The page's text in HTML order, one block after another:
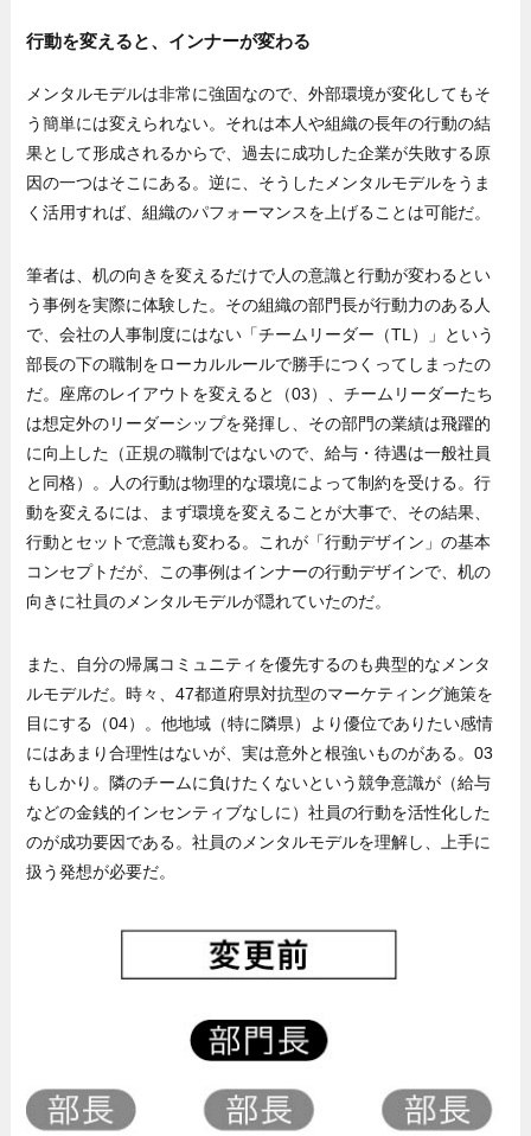
行動を変えると、インナーが変わる
メンタルモデルは非常に強固なので、外部環境が変化してもそ
う簡単には変えられない。それは本人や組織の長年の行動の結
果として形成されるからで、過去に成功した企業が失敗する原
因の一つはそこにある。逆に、そうしたメンタルモデルをうま
く活用すれば、組織のパフォーマンスを上げることは可能だ。
筆者は、机の向きを変えるだけで人の意識と行動が変わるとい
う事例を実際に体験した。その組織の部門長が行動力のある人
で、会社の人事制度にはない「チームリーダー（TL）」という
部長の下の職制をローカルルールで勝手につくってしまったの
だ。座席のレイアウトを変えると（03）、チームリーダーたち
は想定外のリーダーシップを発揮し、その部門の業績は飛躍的
に向上した（正規の職制ではないので、給与・待遇は一般社員
と同格）。人の行動は物理的な環境によって制約を受ける。行
動を変えるには、まず環境を変えることが大事で、その結果、
行動とセットで意識も変わる。これが「行動デザイン」の基本
コンセプトだが、この事例はインナーの行動デザインで、机の
向きに社員のメンタルモデルが隠れていたのだ。
また、自分の帰属コミュニティを優先するのも典型的なメンタ
ルモデルだ。時々、47都道府県対抗型のマーケティング施策を
目にする（04）。他地域（特に隣県）より優位でありたい感情
にはあまり合理性はないが、実は意外と根強いものがある。03
もしかり。隣のチームに負けたくないという競争意識が（給与
などの金銭的インセンティブなしに）社員の行動を活性化した
のが成功要因である。社員のメンタルモデルを理解し、上手に
扱う発想が必要だ。